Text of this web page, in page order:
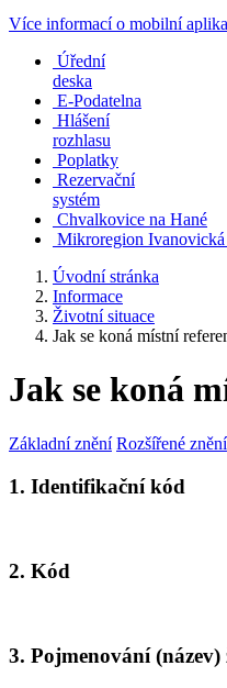
Více informací o mobilní
Úřední
deska
E-Podatelna
Hlášení
rozhlasu
Poplatky
Rezervační
systém
Chvalkovice na Hané
Mikroregion Ivanovická
Úvodní stránka
Informace
Životní situace
Jak se koná místní
Jak se koná
Základní znění Rozšířené znění
1. Identifikační kód
2. Kód
3. Pojmenování (název)